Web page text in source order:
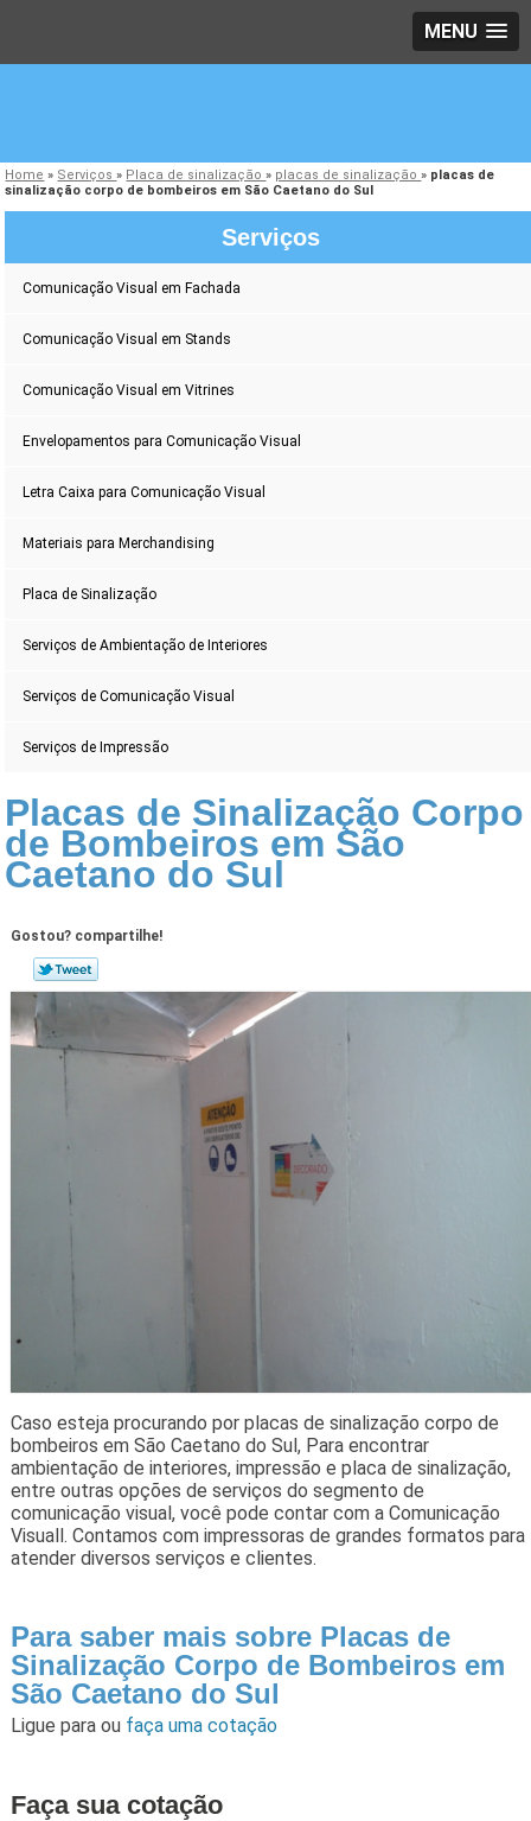
MENU
Home » Serviços» Placa de sinalização» placas de sinalização» placas de
sinalização corpo de bombeiros em São Caetano do Sul
Serviços
Comunicação Visual em Fachada
Comunicação Visual em Stands
Comunicação Visual em Vitrines
Envelopamentos para Comunicação Visual
Letra Caixa para Comunicação Visual
Materiais para Merchandising
Placa de Sinalização
Serviços de Ambientação de Interiores
Serviços de Comunicação Visual
Serviços de Impressão
Placas de Sinalização Corpo
de Bombeiros em São
Caetano do Sul
Gostou? compartilhe!
Caso esteja procurando por placas de sinalização corpo de
bombeiros em São Caetano do Sul, Para encontrar
ambientação de interiores, impressão e placa de sinalização,
entre outras opções de serviços do segmento de
comunicação visual, você pode contar com a Comunicação
Visuall. Contamos com impressoras de grandes formatos para
atender diversos serviços e clientes.
Para saber mais sobre Placas de
Sinalização Corpo de Bombeiros em
São Caetano do Sul
Ligue para ou faça uma cotação
Faça sua cotação